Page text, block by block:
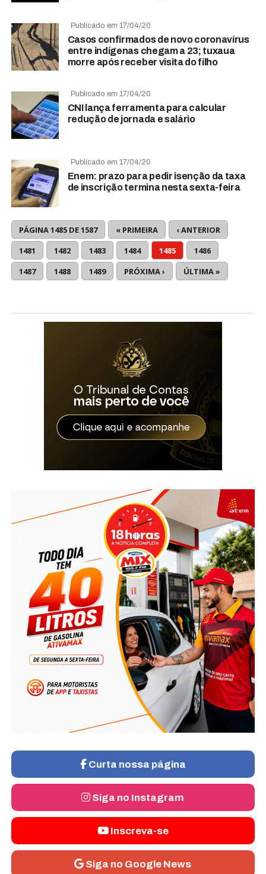
Publicado em 17/04/20
Casos confirmados de novo coronavírus
entre indígenas chegam a 23; tuxaua
morre após receber visita do filho
Publicado em 17/04/20
CNI lança ferramenta para calcular
redução de jornada e salário
Publicado em 17/04/20
Enem: prazo para pedir isenção da taxa
de inscrição termina nesta sexta-feira
PÁGINA 1485 DE 1587 « PRIMEIRA
‹ ANTERIOR
1481
1482 1483 1484 1485
1486
1487
1488 1489 PRÓXIMA › ÚLTIMA »
Curta nossa página
Siga no Instagram
Inscreva-se
Siga no Google News